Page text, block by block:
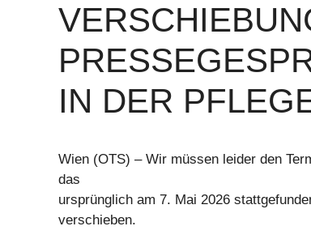
IN DER
Wien (OTS) – Wir müssen leider den
das
ursprünglich am 7. Mai 2026
verschieben.